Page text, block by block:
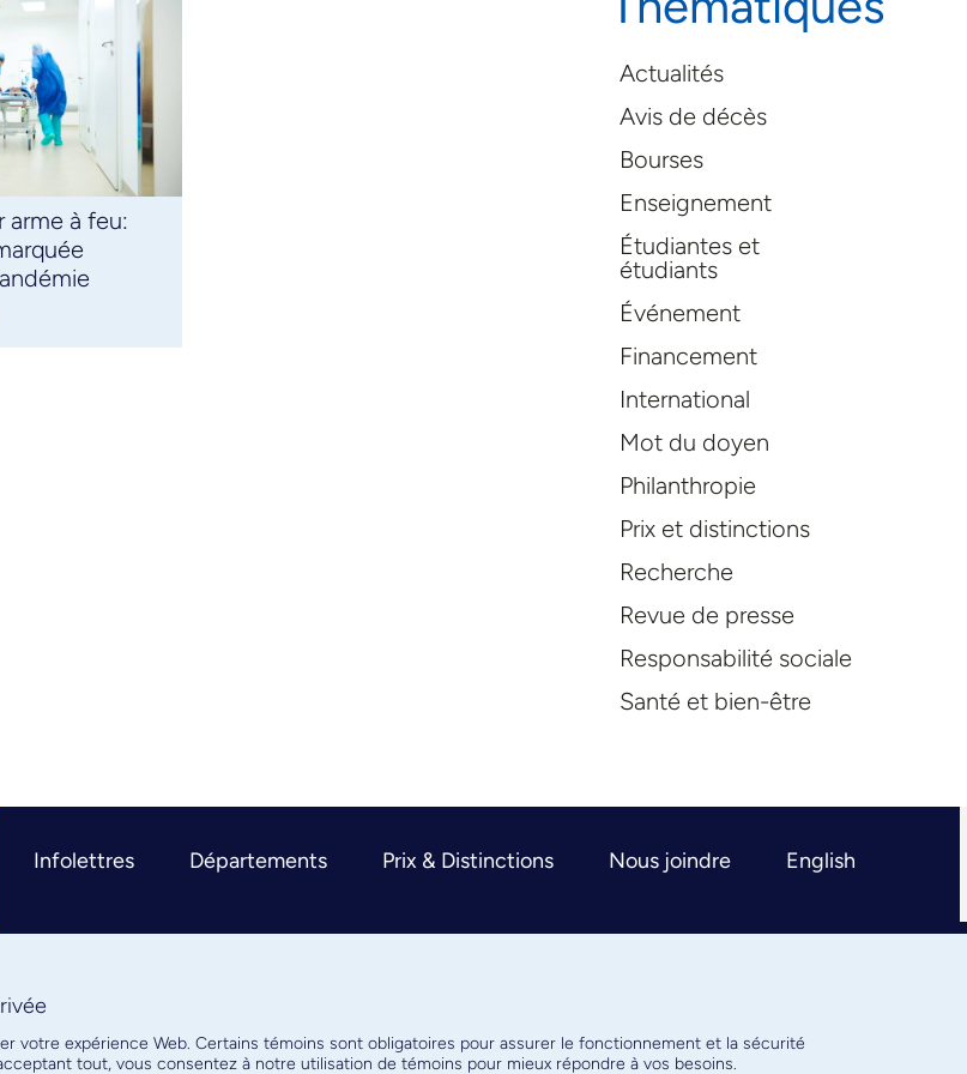
arme à feu:
Actualités
Avis de décès
Bourses
Enseignement
Étudiantes et
étudiants
Événement
Financement
International
Mot du doyen
Philanthropie
Prix et distinctions
Recherche
Revue de presse
Responsabilité sociale
Santé et bien-être
Infolettres Départements Prix & Distinctions Nous joindre English
votre expérience Web. Certains témoins sont obligatoires pour assurer le fonctionnement et la sécurité
tout, vous consentez à notre utilisation de témoins pour mieux répondre à vos besoins.